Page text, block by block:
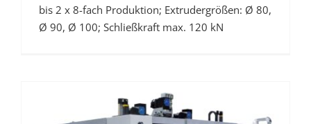
bis 2 x 8-fach Produktion; Extrudergrößen: Ø 80,
Ø 90, Ø 100; Schließkraft max. 120 kN